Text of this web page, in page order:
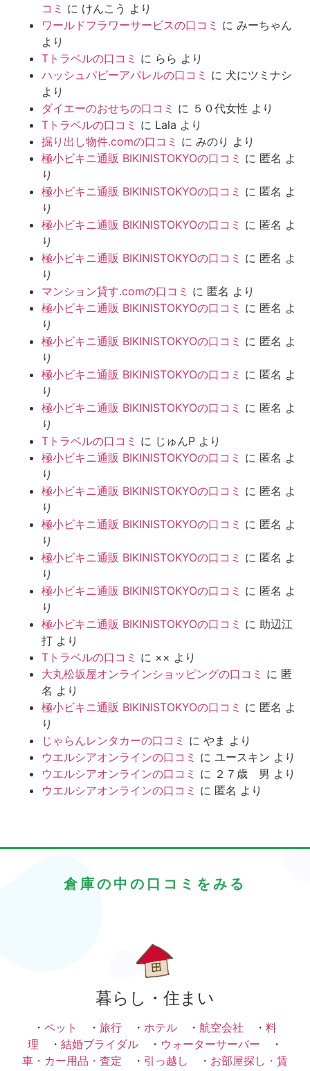
コミ に けんこう より
ワールドフラワーサービスの口コミ に みーちゃん
より
Tトラベルの口コミ に らら より
ハッシュパピーアパレルの口コミ に 犬にツミナシ
より
ダイエーのおせちの口コミ に ５０代女性 より
Tトラベルの口コミ に Lala より
掘り出し物件.comの口コミ に みのり より
極小ビキニ通販 BIKINISTOKYOの口コミ に 匿名 よ
り
極小ビキニ通販 BIKINISTOKYOの口コミ に 匿名 よ
り
極小ビキニ通販 BIKINISTOKYOの口コミ に 匿名 よ
り
極小ビキニ通販 BIKINISTOKYOの口コミ に 匿名 よ
り
マンション貸す.comの口コミ に 匿名 より
極小ビキニ通販 BIKINISTOKYOの口コミ に 匿名 よ
り
極小ビキニ通販 BIKINISTOKYOの口コミ に 匿名 よ
り
極小ビキニ通販 BIKINISTOKYOの口コミ に 匿名 よ
り
極小ビキニ通販 BIKINISTOKYOの口コミ に 匿名 よ
り
Tトラベルの口コミ に じゅんP より
極小ビキニ通販 BIKINISTOKYOの口コミ に 匿名 よ
り
極小ビキニ通販 BIKINISTOKYOの口コミ に 匿名 よ
り
極小ビキニ通販 BIKINISTOKYOの口コミ に 匿名 よ
り
極小ビキニ通販 BIKINISTOKYOの口コミ に 匿名 よ
り
極小ビキニ通販 BIKINISTOKYOの口コミ に 匿名 よ
り
極小ビキニ通販 BIKINISTOKYOの口コミ に 助辺江
打 より
Tトラベルの口コミ に ×× より
大丸松坂屋オンラインショッピングの口コミ に 匿
名 より
極小ビキニ通販 BIKINISTOKYOの口コミ に 匿名 よ
り
じゃらんレンタカーの口コミ に やま より
ウエルシアオンラインの口コミ に ユースキン より
ウエルシアオンラインの口コミ に ２７歳 男 より
ウエルシアオンラインの口コミ に 匿名 より
倉庫の中の口コミをみる
暮らし・住まい
・ ペット ・ 旅行 ・ ホテル ・ 航空会社 ・ 料
理 ・ 結婚ブライダル ・ ウォーターサーバー ・
車・カー用品・査定 ・ 引っ越し ・ お部屋探し・賃